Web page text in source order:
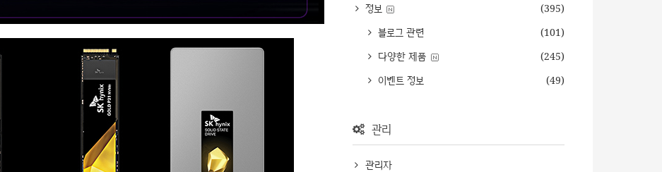
정보
(395)
블로그 관련
(101)
다양한 제품
(245)
이벤트 정보
(49)
관리
관리자